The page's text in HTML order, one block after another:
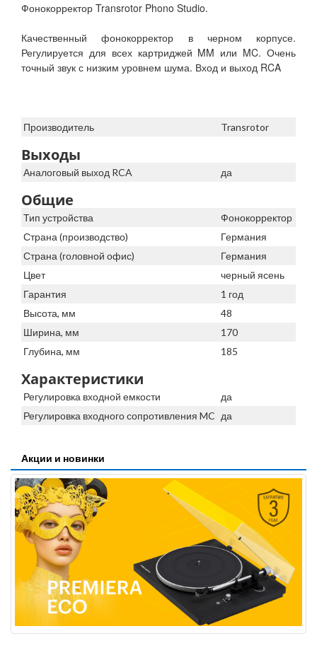
Фонокорректор Transrotor Phono Studio.
Качественный фонокорректор в черном корпусе.
Регулируется для всех картриджей MM или MC. Очень
точный звук с низким уровнем шума. Вход и выход RCA
Производитель Transrotor
Выходы
Аналоговый выход RCA да
Общие
Тип устройства
Фонокорректор
Страна (производство)
Германия
Страна (головной офис)
Германия
Цвет
черный ясень
Гарантия
1 год
Высота, мм
48
Ширина, мм
170
Глубина, мм
185
Характеристики
Регулировка входной емкости
да
Регулировка входного сопротивления MC да
Акции и новинки